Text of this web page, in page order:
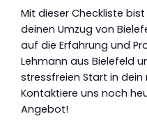
Mit dieser Checkliste
deinen Umzug von
auf die Erfahrung und
Lehmann aus Bielefeld
stressfreien Start in dein
Kontaktiere uns noch
Angebot!